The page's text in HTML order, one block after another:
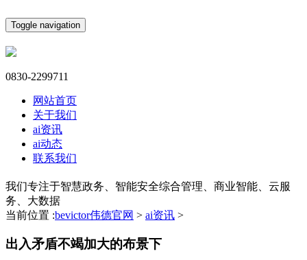
Toggle navigation
0830-2299711
网站首页
关于我们
ai资讯
ai动态
联系我们
我们专注于智慧政务、智能安全综合管理、商业智能、云服
务、大数据
当前位置 :bevictor伟德官网 > ai资讯 >
出入矛盾不竭加大的布景下